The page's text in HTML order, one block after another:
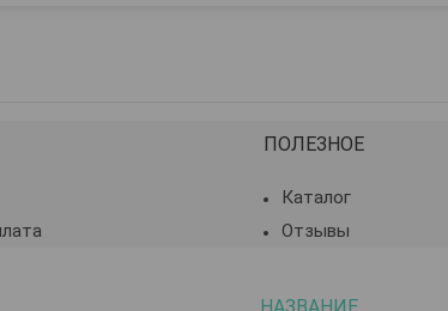
ПОЛЕЗНОЕ
Каталог
Отзывы